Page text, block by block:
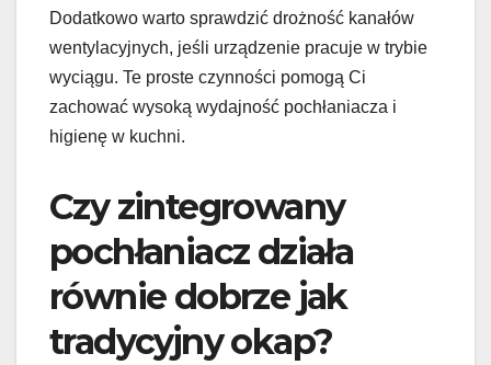
Dodatkowo warto sprawdzić drożność kanałów
wentylacyjnych, jeśli urządzenie pracuje w trybie
wyciągu. Te proste czynności pomogą Ci
zachować wysoką wydajność pochłaniacza i
higienę w kuchni.
Czy zintegrowany
pochłaniacz działa
równie dobrze jak
tradycyjny okap?